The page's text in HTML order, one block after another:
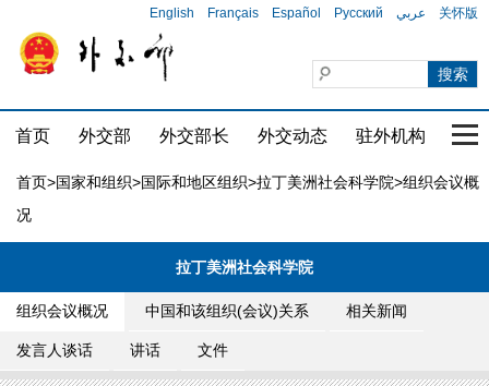
English Français Español Русский عربي 关怀版
首页 外交部 外交部长 外交动态 驻外机构 国
首页>国家和组织>国际和地区组织>拉丁美洲社会科学院>组织会议概
况
拉丁美洲社会科学院
组织会议概况 中国和该组织(会议)关系 相关新闻
发言人谈话 讲话 文件